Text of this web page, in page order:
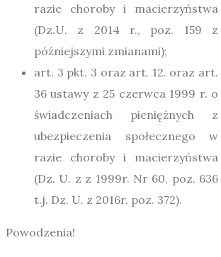
razie choroby i macierzyństwa
(Dz.U. z 2014 r., poz. 159 z
późniejszymi zmianami);
art. 3 pkt. 3 oraz art. 12. oraz art.
36 ustawy z 25 czerwca 1999 r. o
świadczeniach pieniężnych z
ubezpieczenia społecznego w
razie choroby i macierzyństwa
(Dz. U. z z 1999r. Nr 60, poz. 636
t.j. Dz. U. z 2016r. poz. 372).
Powodzenia!